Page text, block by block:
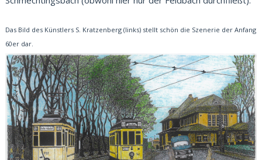
Das Bild des Künstlers S. Kratzenberg (links) stellt schön die Szenerie der Anfang
60er dar.